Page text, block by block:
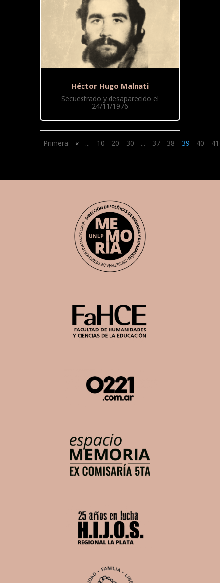
Héctor Hugo Malnati
Secuestrado y desaparecido el
24/11/1976
Primera « ... 10 20 30 ... 37 38 39 40 41